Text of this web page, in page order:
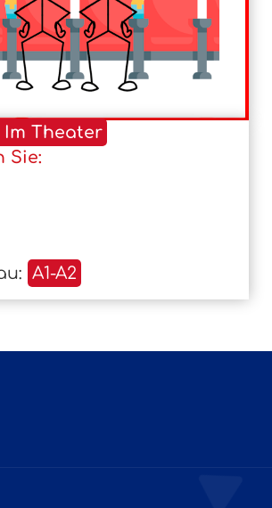
Im Theater
Sie:
A1-A2